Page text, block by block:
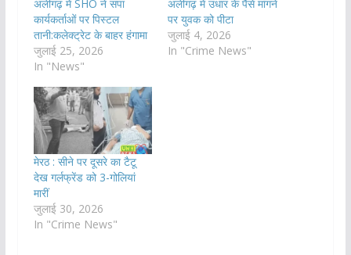
अलीगढ़ में SHO ने सपा
कार्यकर्ताओं पर पिस्टल
तानी:कलेक्ट्रेट के बाहर हंगामा
जुलाई 25, 2026
In "News"
अलीगढ़ में उधार के पैसे मांगने
पर युवक को पीटा
जुलाई 4, 2026
In "Crime News"
मेरठ : सीने पर दूसरे का टैटू
देख गर्लफ्रेंड को 3-गोलियां
मारीं
जुलाई 30, 2026
In "Crime News"